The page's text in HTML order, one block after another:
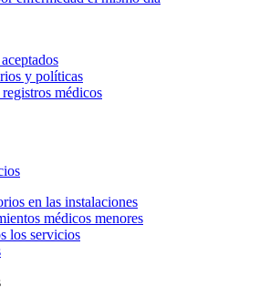
y políticas
médicos
en las instalaciones
médicos menores
los servicios